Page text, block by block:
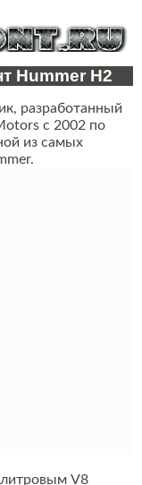
Hummer H2
разработанный
с 2002 по
из самых
V8